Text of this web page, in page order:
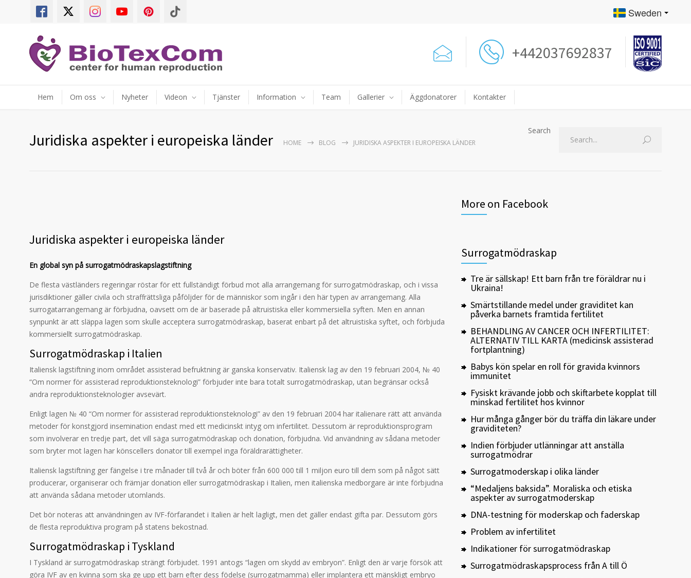
Sweden
+442037692837
Hem Om oss Nyheter Videon Tjänster Information Team Gallerier Äggdonatorer Kontakter
Juridiska aspekter i europeiska länder HOME BLOG JURIDISKA ASPEKTER I EUROPEISKA LÄNDER
Search
Juridiska aspekter i europeiska länder
En global syn på surrogatmödraskapslagstiftning
De flesta västländers regeringar röstar för ett fullständigt förbud mot alla arrangemang för surrogatmödraskap, och i vissa
jurisdiktioner gäller civila och straffrättsliga påföljder för de människor som ingår i den här typen av arrangemang. Alla
surrogatarrangemang är förbjudna, oavsett om de är baserade på altruistiska eller kommersiella syften. Men en annan
synpunkt är att släppa lagen som skulle acceptera surrogatmödraskap, baserat enbart på det altruistiska syftet, och förbjuda
kommersiellt surrogatmödraskap.
Surrogatmödraskap i Italien
Italiensk lagstiftning inom området assisterad befruktning är ganska konservativ. Italiensk lag av den 19 februari 2004, № 40
“Om normer för assisterad reproduktionsteknologi” förbjuder inte bara totalt surrogatmödraskap, utan begränsar också
andra reproduktionsteknologier avsevärt.
Enligt lagen № 40 “Om normer för assisterad reproduktionsteknologi” av den 19 februari 2004 har italienare rätt att använda
metoder för konstgjord insemination endast med ett medicinskt intyg om infertilitet. Dessutom är reproduktionsprogram
som involverar en tredje part, det vill säga surrogatmödraskap och donation, förbjudna. Vid användning av sådana metoder
som bryter mot lagen har könscellers donator till exempel inga föräldrarättigheter.
Italiensk lagstiftning ger fängelse i tre månader till två år och böter från 600 000 till 1 miljon euro till dem som på något sätt
producerar, organiserar och främjar donation eller surrogatmödraskap i Italien, men italienska medborgare är inte förbjudna
att använda sådana metoder utomlands.
Det bör noteras att användningen av IVF-förfarandet i Italien är helt lagligt, men det gäller endast gifta par. Dessutom görs
de flesta reproduktiva program på statens bekostnad.
Surrogatmödraskap i Tyskland
I Tyskland är surrogatmödraskap strängt förbjudet. 1991 antogs “lagen om skydd av embryon”. Enligt den är varje försök att
göra IVF av en kvinna som ska ge upp ett barn efter dess födelse (surrogatmamma) eller implantera ett mänskligt embryo
More on Facebook
Surrogatmödraskap
Tre är sällskap! Ett barn från tre föräldrar nu i
Ukraina!
Smärtstillande medel under graviditet kan
påverka barnets framtida fertilitet
BEHANDLING AV CANCER OCH INFERTILITET:
ALTERNATIV TILL KARTA (medicinsk assisterad
fortplantning)
Babys kön spelar en roll för gravida kvinnors
immunitet
Fysiskt krävande jobb och skiftarbete kopplat till
minskad fertilitet hos kvinnor
Hur många gånger bör du träffa din läkare under
graviditeten?
Indien förbjuder utlänningar att anställa
surrogatmödrar
Surrogatmoderskap i olika länder
“Medaljens baksida”. Moraliska och etiska
aspekter av surrogatmoderskap
DNA-testning för moderskap och faderskap
Problem av infertilitet
Indikationer för surrogatmödraskap
Surrogatmödraskapsprocess från A till Ö